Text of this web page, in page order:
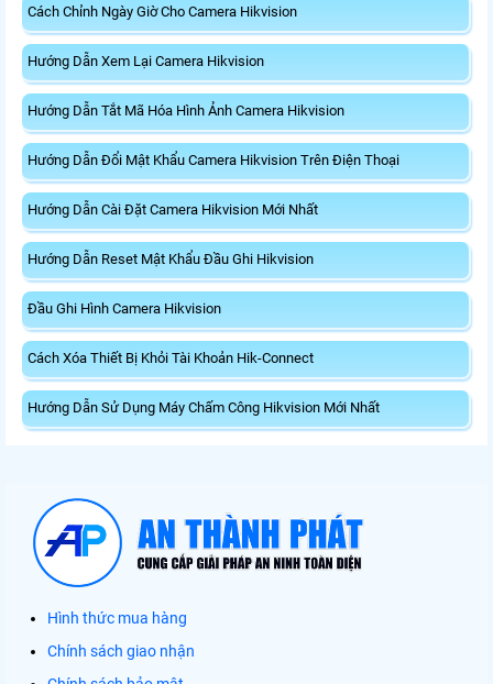
Cách Chỉnh Ngày Giờ Cho Camera Hikvision
Hướng Dẫn Xem Lại Camera Hikvision
Hướng Dẫn Tắt Mã Hóa Hình Ảnh Camera Hikvision
Hướng Dẫn Đổi Mật Khẩu Camera Hikvision Trên Điện Thoại
Hướng Dẫn Cài Đặt Camera Hikvision Mới Nhất
Hướng Dẫn Reset Mật Khẩu Đầu Ghi Hikvision
Đầu Ghi Hình Camera Hikvision
Cách Xóa Thiết Bị Khỏi Tài Khoản Hik-Connect
Hướng Dẫn Sử Dụng Máy Chấm Công Hikvision Mới Nhất
Hình thức mua hàng
Chính sách giao nhận